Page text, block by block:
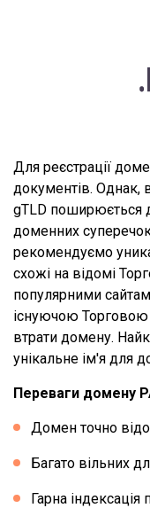
Для реєстрації
документів. Однак,
gTLD поширюється
доменних
рекомендуємо
схожі на відомі
популярними
існуючою
втрати домену.
унікальне ім'я для
Переваги домену
Домен точно
Багато вільних
Гарна